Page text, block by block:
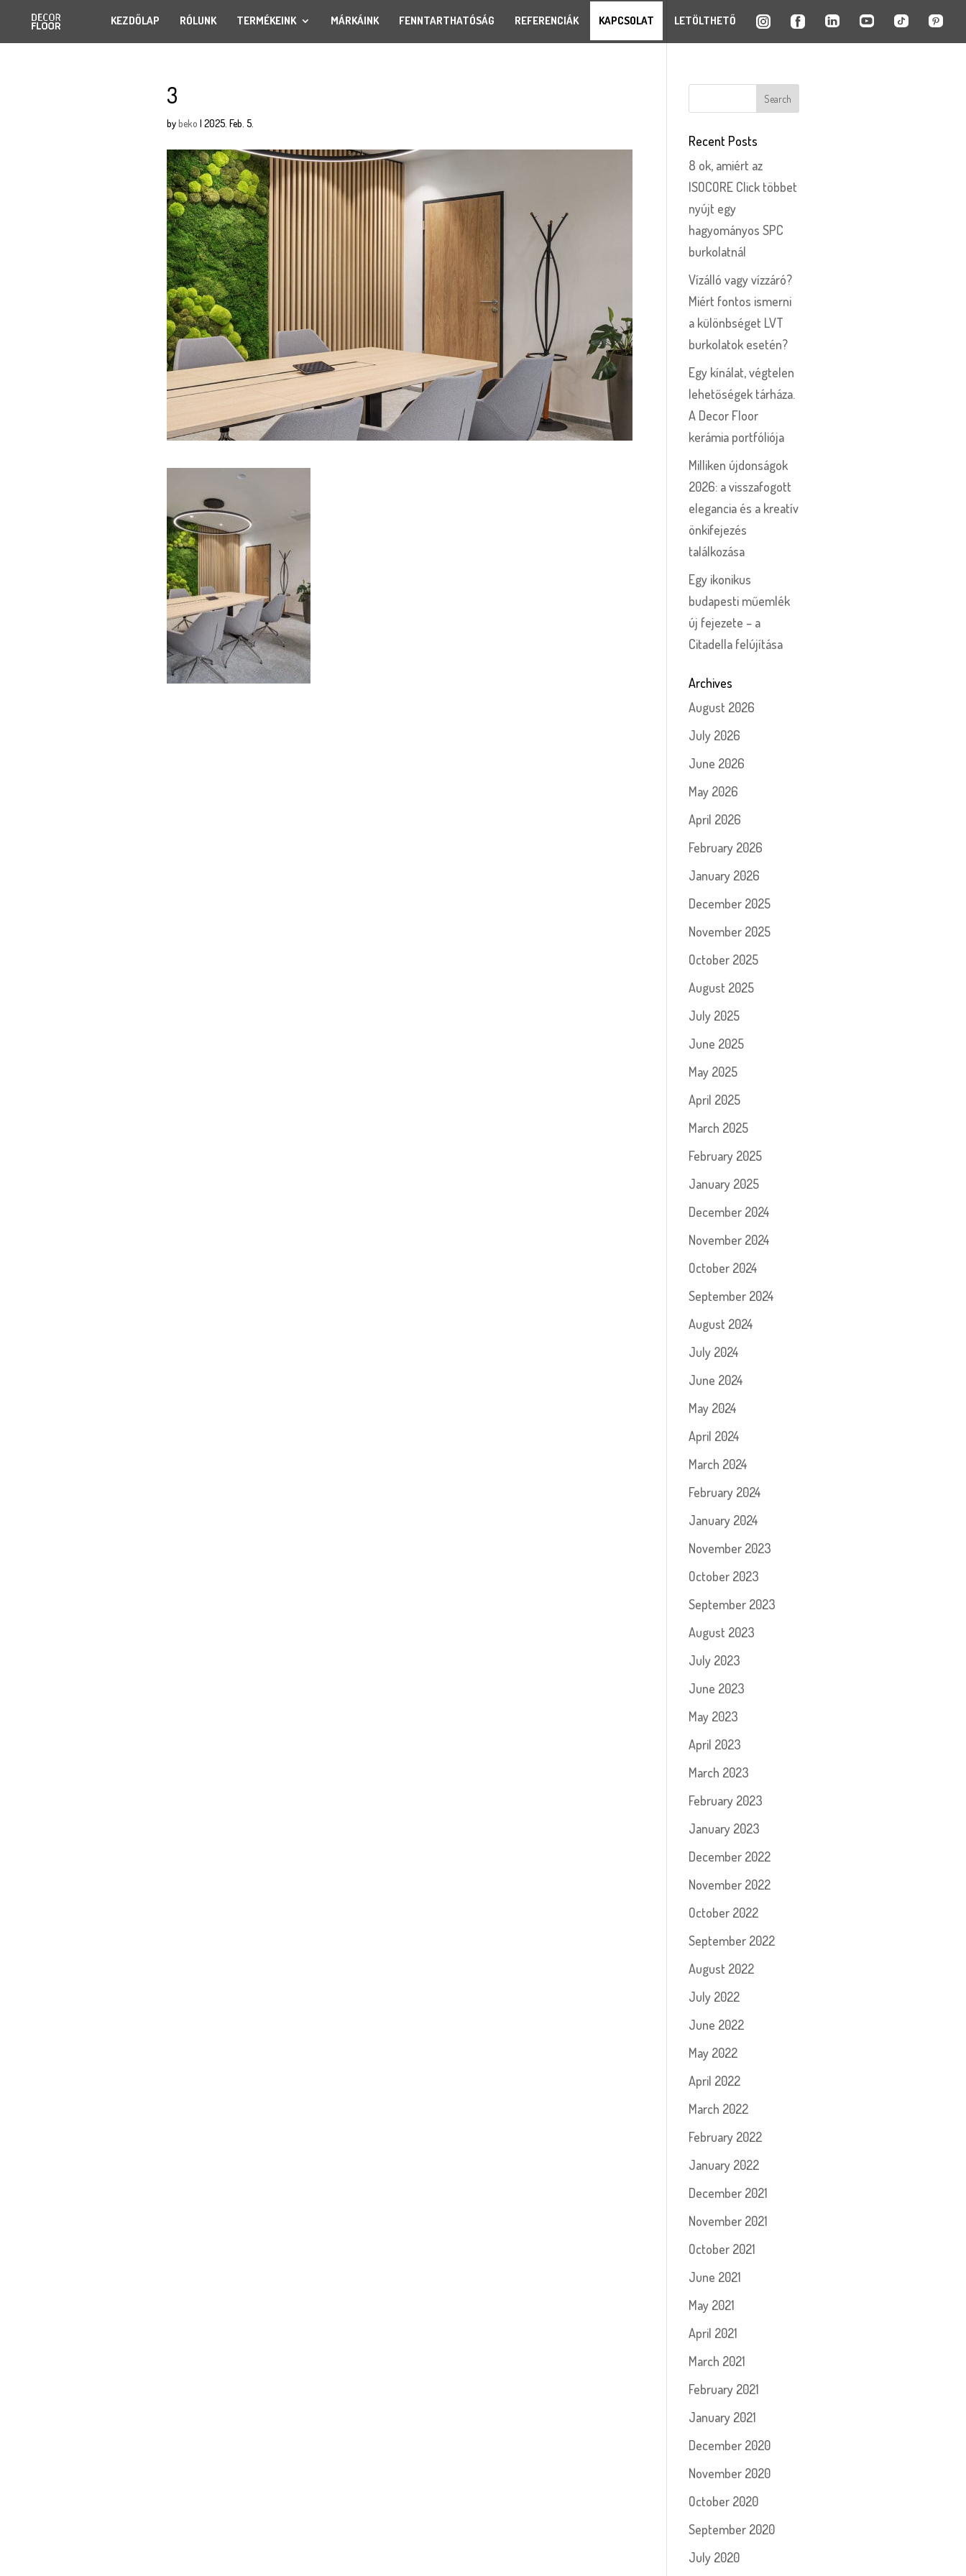
KEZDŐLAP RÓLUNK TERMÉKEINK MÁRKÁINK FENNTARTHATÓSÁG REFERENCIÁK KAPCSOLAT LETÖLTHETŐ
3
bybeko | 2025. Feb. 5.
Recent Posts
8 ok, amiért az
ISOCORE Click többet
nyújt egy
hagyományos SPC
burkolatnál
Vízálló vagy vízzáró?
Miért fontos ismerni
a különbséget LVT
burkolatok esetén?
Egy kínálat, végtelen
lehetőségek tárháza.
A Decor Floor
kerámia portfóliója
Milliken újdonságok
2026: a visszafogott
elegancia és a kreatív
önkifejezés
találkozása
Egy ikonikus
budapesti műemlék
új fejezete – a
Citadella felújítása
Archives
August 2026
July 2026
June 2026
May 2026
April 2026
February 2026
January 2026
December 2025
November 2025
October 2025
August 2025
July 2025
June 2025
May 2025
April 2025
March 2025
February 2025
January 2025
December 2024
November 2024
October 2024
September 2024
August 2024
July 2024
June 2024
May 2024
April 2024
March 2024
February 2024
January 2024
November 2023
October 2023
September 2023
August 2023
July 2023
June 2023
May 2023
April 2023
March 2023
February 2023
January 2023
December 2022
November 2022
October 2022
September 2022
August 2022
July 2022
June 2022
May 2022
April 2022
March 2022
February 2022
January 2022
December 2021
November 2021
October 2021
June 2021
May 2021
April 2021
March 2021
February 2021
January 2021
December 2020
November 2020
October 2020
September 2020
July 2020